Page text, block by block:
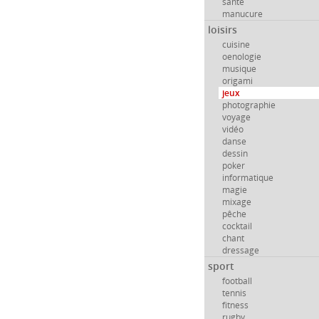
manucure
loisirs
cuisine
oenologie
musique
origami
jeux
photographie
voyage
vidéo
danse
dessin
poker
informatique
magie
mixage
pêche
cocktail
chant
dressage
sport
football
tennis
fitness